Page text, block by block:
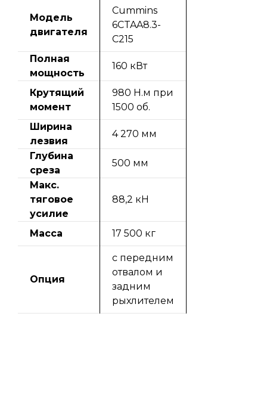
Модель
двигателя
Cummins
6CTAA8.3-
C215
Полная
мощность
160 кВт
Крутящий
момент
980 Н.м при
1500 об.
Ширина
лезвия
4 270 мм
Глубина
среза
500 мм
Макс.
тяговое
усилие
88,2 кН
Масса 17 500 кг
Опция
с передним
отвалом и
задним
рыхлителем